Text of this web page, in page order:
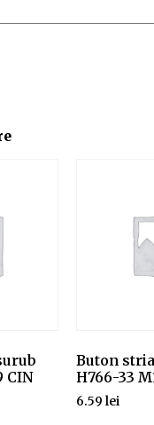
CIN
Buton
H766-33
6.59 lei